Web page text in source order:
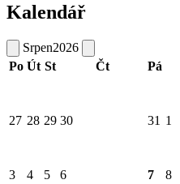
Kalendář
Srpen2026
Po Út St Čt Pá
27 28 29 30 31 1
3
4 5 6 7 8